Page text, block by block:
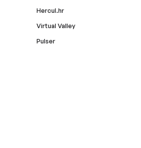
Hercul.hr
Virtual Valley
Pulser